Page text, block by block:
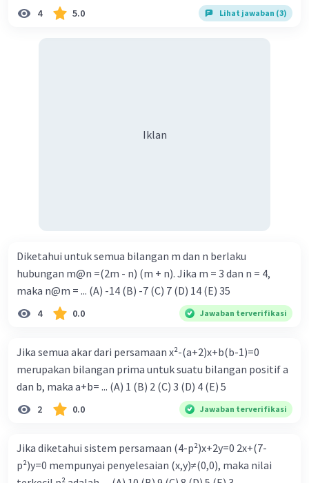
4 5.0 Lihat jawaban (3)
Iklan
Diketahui untuk semua bilangan m dan n berlaku
hubungan m@n =(2m - n) (m + n). Jika m = 3 dan n = 4,
maka n@m = ... (A) -14 (B) -7 (C) 7 (D) 14 (E) 35
4 0.0 Jawaban terverifikasi
Jika semua akar dari persamaan x²-(a+2)x+b(b-1)=0
merupakan bilangan prima untuk suatu bilangan positif a
dan b, maka a+b= ... (A) 1 (B) 2 (C) 3 (D) 4 (E) 5
2 0.0 Jawaban terverifikasi
Jika diketahui sistem persamaan (4-p²)x+2y=0 2x+(7-
p²)y=0 mempunyai penyelesaian (x,y)≠(0,0), maka nilai